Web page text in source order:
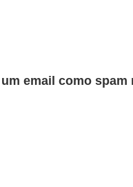
email como spam